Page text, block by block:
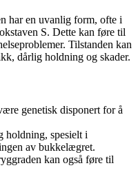
har en uvanlig form, ofte i
S. Dette kan føre til
Tilstanden kan
dårlig holdning og skader.
genetisk disponert for å
holdning, spesielt i
av bukkelægret.
kan også føre til